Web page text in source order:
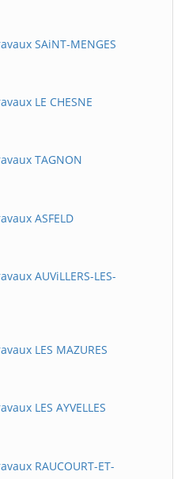
SAiNT-MENGES
LE CHESNE
TAGNON
ASFELD
AUViLLERS-LES-
LES MAZURES
LES AYVELLES
RAUCOURT-ET-